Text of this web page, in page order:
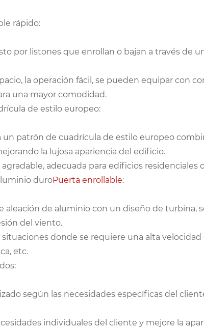
rápido:
por listones que enrollan o bajan a través de
la operación fácil, se pueden equipar con
una mayor comodidad.
de estilo europeo:
un patrón de cuadrícula de estilo europeo
la lujosa apariencia del edificio.
adecuada para edificios residenciales
duroPuerta enrollable:
aleación de aluminio con un diseño de turbina,
del viento.
situaciones donde se requiere una alta
etc.
según las necesidades específicas del
individuales del cliente y mejore la